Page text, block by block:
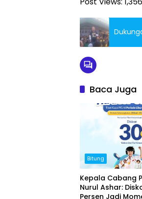
Baca Juga
Bitung
Kepala Cabang
Nurul Ashar:
Persen Jadi